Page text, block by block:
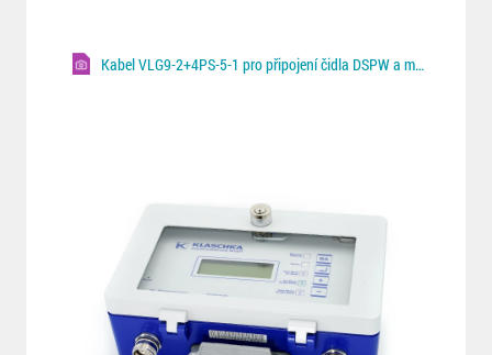
Kabel VLG9-2+4PS-5-1 pro připojení čidla DSPW a monitoru